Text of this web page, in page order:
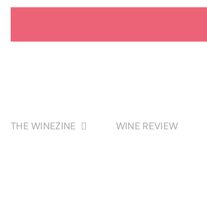
Passer
THE WINEZINE WINE REVIEW